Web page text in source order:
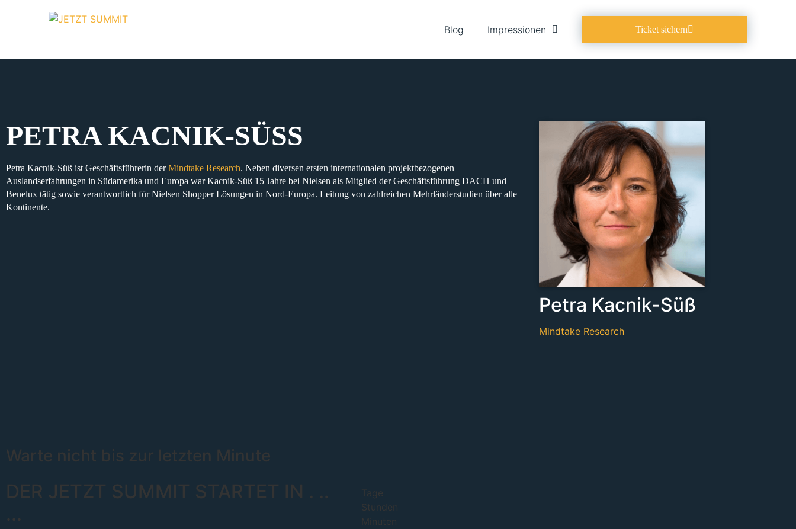
Blog Impressionen Ticket sichern
PETRA KACNIK-SÜSS
Petra Kacnik-Süß ist Geschäftsführerin derMindtake Research. Neben diversen ersten internationalen projektbezogenen
Auslandserfahrungen in Südamerika und Europa war Kacnik-Süß 15 Jahre bei Nielsen als Mitglied derGeschäftsführung DACH und
Benelux tätig sowie verantwortlich fürNielsen Shopper Lösungen in Nord-Europa. Leitung von zahlreichen Mehrländerstudien überalle
Kontinente.
Petra Kacnik-Süß
Mindtake Research
Warte nicht bis zur letzten Minute
DER JETZT SUMMIT STARTET IN . ..
...
Tage
Stunden
Minuten